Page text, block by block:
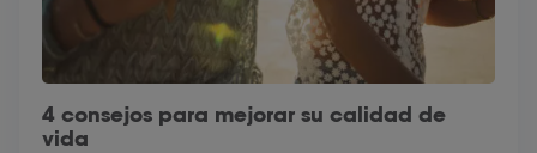
4 consejos para mejorar su calidad de
vida